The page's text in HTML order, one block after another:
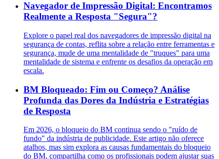
Navegador de Impressão Digital: Encontramos
Realmente a Resposta "Segura"?
Explore o papel real dos navegadores de impressão digital na
segurança de contas, reflita sobre a relação entre ferramentas e
segurança, mude de uma mentalidade de "truques" para uma
mentalidade de sistema e enfrente os desafios da operação em
escala.
BM Bloqueado: Fim ou Começo? Análise
Profunda das Dores da Indústria e Estratégias
de Resposta
Em 2026, o bloqueio do BM continua sendo o "ruído de
fundo" da indústria de publicidade. Este artigo não oferece
atalhos, mas sim explora as causas fundamentais do bloqueio
do BM, compartilha como os profissionais podem ajustar suas